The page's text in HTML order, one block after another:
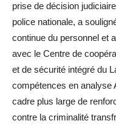
prise de décision
police nationale, a
continue du personnel et
avec le Centre de
et de sécurité intégré du
compétences en analyse
cadre plus large de
contre la criminalité